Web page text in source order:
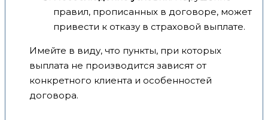
правил, прописанных в договоре, может
привести к отказу в страховой выплате.
Имейте в виду, что пункты, при которых
выплата не производится зависят от
конкретного клиента и особенностей
договора.